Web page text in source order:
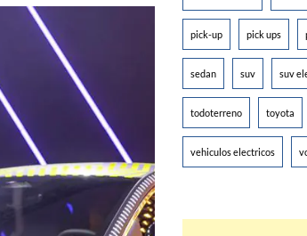
pick-up pick ups
sedan suv suv
todoterreno toyota
vehiculos electricos